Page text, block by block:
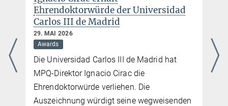
Ehrendoktorwürde der Universidad
Carlos III de Madrid
29. MAI 2026
Awards
Die Universidad Carlos III de Madrid hat
MPQ-Direktor Ignacio Cirac die
Ehrendoktorwürde verliehen. Die
Auszeichnung würdigt seine wegweisenden